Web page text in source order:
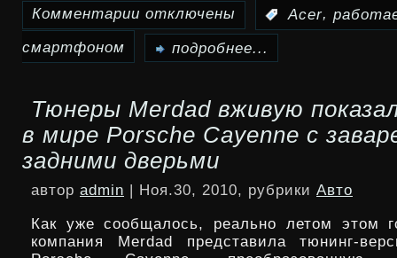
Комментарии
записи
работает
над
WP7-
отключены Acer,
смартфоном
подробнее...
Тюнеры Merdad вживую
в мире Porsche Cayenne с
задними дверьми
автор admin | Ноя.30, 2010, рубрики Авто
Как уже сообщалось, реально летом этом
компания Merdad представила тюнинг-